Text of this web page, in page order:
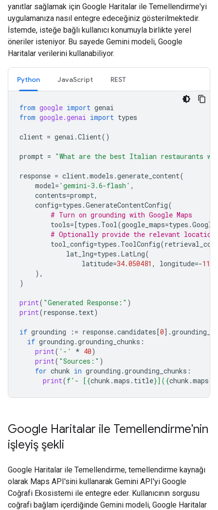
yanıtlar sağlamak için Google Haritalar ile Temellendirme'yi
uygulamanıza nasıl entegre edeceğiniz gösterilmektedir.
İstemde, isteğe bağlı kullanıcı konumuyla birlikte yerel
öneriler isteniyor. Bu sayede Gemini modeli, Google
Haritalar verilerini kullanabiliyor.
Python JavaScript REST
from google import genai
from google.genai import types
client = genai .Client()
prompt = "What are the best Italian restaurants
response = client.models .generate_content(
model= 'gemini-3.6-flash' ,
contents=prompt,
config=types .GenerateContentConfig(
# Turn on grounding with Google Maps
tools=[types . Tool(google_maps=types .
# Optionally provide the relevant
tool_config=types . ToolConfig(
lat_lng=types . LatLng(
latitude=34.050481 , longitude=-
),
)
print( "Generated Response:" )
print(response. text)
if grounding := response.candidates[0] .
if grounding .grounding_chunks :
print( '-' * 40)
print( "Sources:" )
for chunk in grounding .grounding_chunks :
print(f'- [{chunk .maps . title}]({chunk .maps
Google Haritalar ile Temellendirme'nin
işleyiş şekli
Google Haritalar ile Temellendirme, temellendirme kaynağı
olarak Maps API'sini kullanarak Gemini API'yi Google
Coğrafi Ekosistemi ile entegre eder. Kullanıcının sorgusu
coğrafi bağlam içerdiğinde Gemini modeli, Google Haritalar